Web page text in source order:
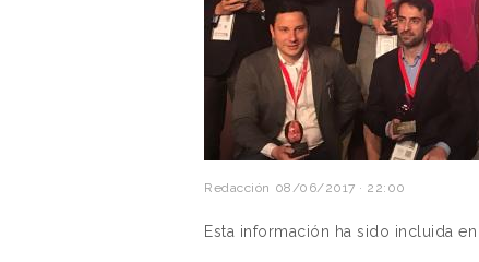
Redacción 08/06/2017 · 22:00
Esta información ha sido incluida